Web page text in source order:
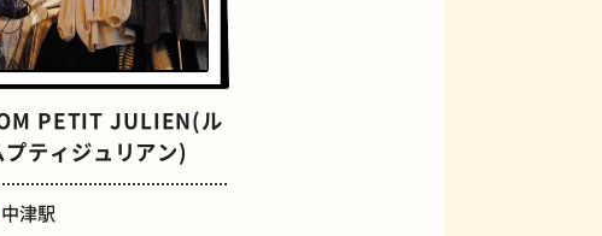
らせん階段
PETIT JULIEN(ル
プティジュリアン)
中津駅